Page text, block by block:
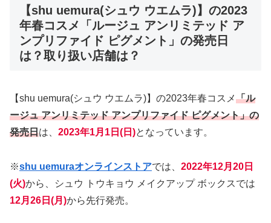
【shu uemura(シュウ ウエムラ)】の2023
年春コスメ「ルージュ アンリミテッド ア
ンプリファイド ピグメント」の発売日
は？取り扱い店舗は？
【shu uemura(シュウ ウエムラ)】の2023年春コスメ「ル
ージュ アンリミテッド アンプリファイド ピグメント」の
発売日は、 2023年1月1日(日)となっています。
※shu uemuraオンラインストアでは、 2022年12月20日
(火)から、シュウ トウキョウ メイクアップ ボックスでは
12月26日(月)から先行発売。